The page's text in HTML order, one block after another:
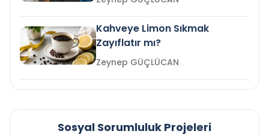
Kahveye Limon Sıkmak
Zayıflatır mı?
Zeynep GÜÇLÜCAN
Sosyal Sorumluluk Projeleri